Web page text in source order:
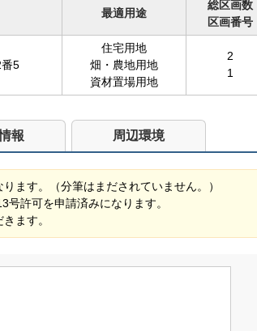
最適用途
総区画数
区画番号
5
住宅用地
畑・農地用地
資材置場用地
2
1
報 周辺環境
ます。（分筆はまだされていません。）
許可を申請済みになります。
ます。